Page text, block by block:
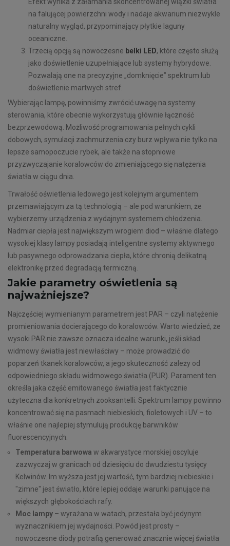
na falującej powierzchni wody i nadaje akwarium niezwykle
naturalny wygląd, przypominający płytkie laguny
oceaniczne.
Trzecią opcją są nowoczesne belki LED, które często służą
jako doświetlenie uzupełniające lub systemy hybrydowe.
Pozwalają one na precyzyjne „domknięcie” spektrum lub
doświetlenie martwych stref.
Wybierając lampę, powinniśmy zwrócić uwagę na systemy
sterowania, które obecnie wykorzystują głównie łączność
bezprzewodową. Możliwość programowania pełnych cykli
dobowych, symulacji zachmurzenia czy burz wpływa nie tylko na
lepsze samopoczucie rybek, ale także na stopniowe
przyzwyczajanie koralowców do zmieniającego się natężenia
światła w ciągu dnia.
Trwałość oświetlenia ledowego jest kolejnym argumentem
przemawiającym za tą technologią – ale pod warunkiem, że
wybierzemy urządzenia z wydajnym systemem chłodzenia.
Nadmiar ciepła jest największym wrogiem diod – właśnie dlatego
wysokiej klasy lampy posiadają inteligentne systemy aktywnego
lub pasywnego odprowadzania ciepła, które chronią delikatną
elektronikę przed degradacją termiczną.
Jakie parametry oświetlenia są
najważniejsze?
Najczęściej wymienianym parametrem jest PAR – czyli natężenie
promieniowania docierającego do koralowców. Warto wiedzieć, że
wysoki PAR nie zawsze oznacza idealne warunki, jeśli skład
widmowy światła jest niewłaściwy – może prowadzić do
poparzeń tkanek koralowców, a jego skuteczność zależy od
odpowiedniego składu widmowego światła (PUR). Parament ten
określa jaka część emitowanego światła jest faktycznie
użyteczna dla konkretnych zooksantelli. Spektrum lampy powinno
koncentrować się na pasmach niebieskich, fioletowych i UV – to
właśnie one najlepiej stymulują produkcję barwników
fluorescencyjnych.
Temperatura barwowa w akwarystyce morskiej oscyluje
zazwyczaj w granicach od dziesięciu do dwudziestu tysięcy
Kelwinów. Im wyższa jest jej wartość, tym bardziej niebieskie i
"zimne" jest światło, które lepiej oddaje warunki panujące na
większych głębokościach rafy.
Moc lampy – wyrażana w watach, przestała być jedynym
wyznacznikiem jej wydajności. Powód jest prosty –
nowoczesne diody potrafią generować znacznie więcej światła